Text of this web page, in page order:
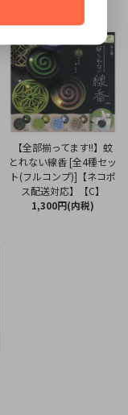
【全部揃ってます!!】蚊
とれない線香 [全4種セッ
ト(フルコンプ)]【ネコポ
ス配送対応】【C】
1,300円(内税)